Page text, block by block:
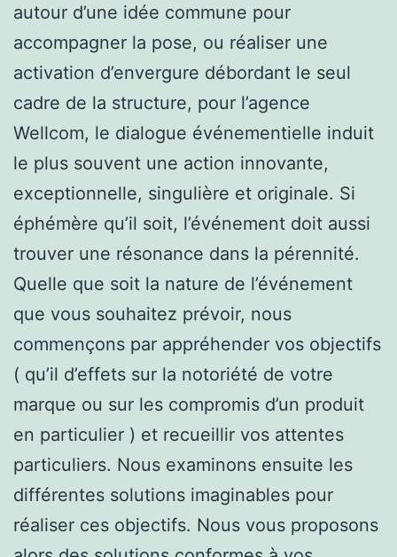
autour d’une idée commune pour
accompagner la pose, ou réaliser une
activation d’envergure débordant le seul
cadre de la structure, pour l’agence
Wellcom, le dialogue événementielle induit
le plus souvent une action innovante,
exceptionnelle, singulière et originale. Si
éphémère qu’il soit, l’événement doit aussi
trouver une résonance dans la pérennité.
Quelle que soit la nature de l’événement
que vous souhaitez prévoir, nous
commençons par appréhender vos objectifs
( qu’il d’effets sur la notoriété de votre
marque ou sur les compromis d’un produit
en particulier ) et recueillir vos attentes
particuliers. Nous examinons ensuite les
différentes solutions imaginables pour
réaliser ces objectifs. Nous vous proposons